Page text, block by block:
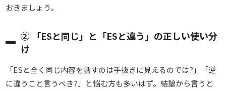
おきましょう。
② 「ESと同じ」と「ESと違う」の正しい使い分
け
「ESと全く同じ内容を話すのは手抜きに見えるのでは?」「逆
に違うこと言うべき?」と悩む方も多いはず。結論から言うと